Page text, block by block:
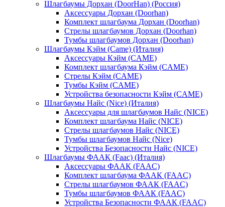
Шлагбаумы Дорхан (DoorHan) (Россия)
Аксессуары Дорхан (Doorhan)
Комплект шлагбаума Дорхан (Doorhan)
Стрелы шлагбаумов Дорхан (Doorhan)
Тумбы шлагбаумов Дорхан (Doorhan)
Шлагбаумы Кэйм (Came) (Италия)
Аксессуары Кэйм (CAME)
Комплект шлагбаума Кэйм (CAME)
Стрелы Кэйм (CAME)
Тумбы Кэйм (CAME)
Устройства безопасности Кэйм (CAME)
Шлагбаумы Найс (Nice) (Италия)
Аксессуары для шлагбаумов Найс (NICE)
Комплект шлагбаума Найс (NICE)
Стрелы шлагбаумов Найс (NICE)
Тумбы шлагбаумов Найс (Nice)
Устройства Безопасности Найс (NICE)
Шлагбаумы ФААК (Faac) (Италия)
Аксессуары ФААК (FAAC)
Комплект шлагбаума ФААК (FAAC)
Стрелы шлагбаумов ФААК (FAAC)
Тумбы шлагбаумов ФААК (FAAC)
Устройства Безопасности ФААК (FAAC)